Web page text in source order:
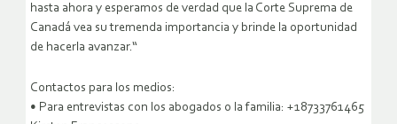
hasta ahora y esperamos de verdad que la Corte Suprema de
Canadá vea su tremenda importancia y brinde la oportunidad
de hacerla avanzar.“
Contactos para los medios:
• Para entrevistas con los abogados o la familia: +18733761465